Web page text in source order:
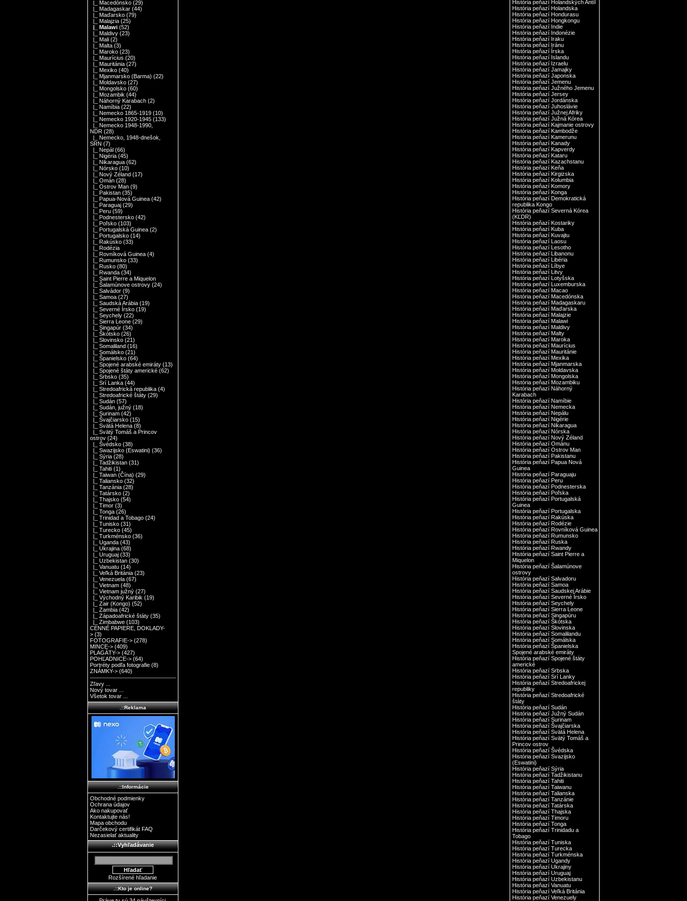
|_ Macedónsko (29)
|_ Madagaskar (44)
|_ Maďarsko (79)
|_ Malajzia (25)
|_ Malawi (52)
|_ Maldivy (23)
|_ Mali (2)
|_ Malta (3)
|_ Maroko (23)
|_ Maurícius (20)
|_ Mauritánia (27)
|_ Mexiko (40)
|_ Mjanmarsko (Barma) (22)
|_ Moldavsko (27)
|_ Mongolsko (60)
|_ Mozambik (44)
|_ Náhorný Karabach (2)
|_ Namíbia (22)
|_ Nemecko 1865-1919 (10)
|_ Nemecko 1920-1945 (133)
|_ Nemecko 1948-1990,
NDR (28)
|_ Nemecko, 1948-dnešok,
SRN (7)
|_ Nepál (66)
|_ Nigéria (45)
|_ Nikaragua (62)
|_ Nórsko (10)
|_ Nový Zéland (17)
|_ Omán (28)
|_ Ostrov Man (9)
|_ Pakistan (35)
|_ Papua-Nová Guinea (42)
|_ Paraguaj (29)
|_ Peru (59)
|_ Podnestersko (42)
|_ Poľsko (103)
|_ Portugalská Guinea (2)
|_ Portugalsko (14)
|_ Rakúsko (33)
|_ Rodézia
|_ Rovníková Guinea (4)
|_ Rumunsko (33)
|_ Rusko (80)
|_ Rwanda (34)
|_ Saint Pierre a Miquelon
|_ Šalamúnove ostrovy (24)
|_ Salvádor (9)
|_ Samoa (27)
|_ Saudská Arábia (19)
|_ Severné Írsko (19)
|_ Seychely (22)
|_ Sierra Leone (29)
|_ Singapúr (34)
|_ Škótsko (26)
|_ Slovinsko (21)
|_ Somaliland (16)
|_ Somálsko (21)
|_ Španielsko (64)
|_ Spojené arabské emiráty (13)
|_ Spojené štáty americké (62)
|_ Srbsko (35)
|_ Srí Lanka (44)
|_ Stredoafrická republika (4)
|_ Stredoafrické štáty (29)
|_ Sudán (57)
|_ Sudán, južný (18)
|_ Surinam (42)
|_ Švajčiarsko (15)
|_ Svätá Helena (8)
|_ Svätý Tomáš a Princov
ostrov (24)
|_ Švédsko (38)
|_ Swazijsko (Eswatini) (36)
|_ Sýria (28)
|_ Tadžikistan (31)
|_ Tahiti (1)
|_ Taiwan (Čína) (29)
|_ Taliansko (32)
|_ Tanzánia (28)
|_ Tatársko (2)
|_ Thajsko (54)
|_ Timor (3)
|_ Tonga (26)
|_ Trinidad a Tobago (24)
|_ Tunisko (31)
|_ Turecko (45)
|_ Turkménsko (36)
|_ Uganda (43)
|_ Ukrajina (68)
|_ Uruguaj (33)
|_ Uzbekistan (30)
|_ Vanuatu (14)
|_ Veľká Británia (23)
|_ Venezuela (67)
|_ Vietnam (48)
|_ Vietnam južný (27)
|_ Východný Karibik (19)
|_ Zair (Kongo) (52)
|_ Zambia (42)
|_ Západoafrické štáty (35)
|_ Zimbabwe (103)
CENNÉ PAPIERE, DOKLADY-
> (3)
FOTOGRAFIE-> (278)
MINCE-> (409)
PLAGÁTY-> (427)
POHĽADNICE-> (64)
Portréty podľa fotografie (8)
ZNÁMKY-> (640)
Zľavy ...
Nový tovar ...
Všetok tovar ...
.::Reklama
.::Informácie
Obchodné podmienky
Ochrana údajov
Ako nakupovať
Kontaktujte nás!
Mapa obchodu
Darčekový certifikát FAQ
Nezasielať aktuality
.::Vyhľadávanie
Rozšírené hľadanie
.::Kto je online?
História peňazí Holandských Antíl
História peňazí Holandska
História peňazí Hondurasu
História peňazí Hongkongu
História peňazí Indie
História peňazí Indonézie
História peňazí Iraku
História peňazí Iránu
História peňazí Írska
História peňazí Islandu
História peňazí Izraelu
História peňazí Jamajky
História peňazí Japonska
História peňazí Jemenu
História peňazí Južného Jemenu
História peňazí Jersey
História peňazí Jordánska
História peňazí Juhoslávie
História peňazí Južnej Afriky
História peňazí Južná Kórea
História peňazí Kajmanie ostrovy
História peňazí Kambodže
História peňazí Kamerunu
História peňazí Kanady
História peňazí Kapverdy
História peňazí Kataru
História peňazí Kazachstanu
História peňazí Keňa
História peňazí Kirgizska
História peňazí Kolumbia
História peňazí Komory
História peňazí Konga
História peňazí Demokratická
republika Kongo
História peňazí Severná Kórea
(KĽDR)
História peňazí Kostariky
História peňazí Kuba
História peňazí Kuvajtu
História peňazí Laosu
História peňazí Lesotho
História peňazí Libanonu
História peňazí Libéria
História peňazí Líbye
História peňazí Litvy
História peňazí Lotyšska
História peňazí Luxemburska
História peňazí Macao
História peňazí Macedónska
História peňazí Madagaskaru
História peňazí Maďarska
História peňazí Malajzie
História peňazí Malawi
História peňazí Maldivy
História peňazí Malty
História peňazí Maroka
História peňazí Maurícius
História peňazí Mauritánie
História peňazí Mexika
História peňazí Mjanmarska
História peňazí Moldavska
História peňazí Mongolska
História peňazí Mozambiku
História peňazí Náhorný
Karabach
História peňazí Namíbie
História peňazí Nemecka
História peňazí Nepálu
História peňazí Nigérie
História peňazí Nikaragua
História peňazí Nórska
História peňazí Nový Zéland
História peňazí Ománu
História peňazí Ostrov Man
História peňazí Pakistanu
História peňazí Papua Nová
Guinea
História peňazí Paraguaju
História peňazí Peru
História peňazí Podnesterska
História peňazí Poľska
História peňazí Portugalská
Guinea
História peňazí Portugalska
História peňazí Rakúska
História peňazí Rodézie
História peňazí Rovníková Guinea
História peňazí Rumunsko
História peňazí Ruska
História peňazí Rwandy
História peňazí Saint Pierre a
Miquelon
História peňazí Šalamúnove
ostrovy
História peňazí Salvadoru
História peňazí Samoa
História peňazí Saudskej Arábie
História peňazí Severné Írsko
História peňazí Seychely
História peňazí Sierra Leone
História peňazí Singapúru
História peňazí Škótska
História peňazí Slovinska
História peňazí Somalilandu
História peňazí Somálska
História peňazí Španielska
Spojené arabské emiráty
História peňazí Spojené štáty
americké
História peňazí Srbska
História peňazí Srí Lanky
História peňazí Stredoafrickej
republiky
História peňazí Stredoafrické
štáty
História peňazí Sudán
História peňazí Južný Sudán
História peňazí Surinam
História peňazí Švajčiarska
História peňazí Svätá Helena
História peňazí Svätý Tomáš a
Princov ostrov
História peňazí Švédska
História peňazí Svazijsko
(Eswatini)
História peňazí Sýria
História peňazí Tadžikistanu
História peňazí Tahiti
História peňazí Taiwanu
História peňazí Talianska
História peňazí Tanzánie
História peňazí Tatárska
História peňazí Thajska
História peňazí Timoru
História peňazí Tonga
História peňazí Trinidadu a
Tobago
História peňazí Tuniska
História peňazí Turecka
História peňazí Turkménska
História peňazí Ugandy
História peňazí Ukrajiny
História peňazí Uruguaj
História peňazí Uzbekistanu
História peňazí Vanuatu
História peňazí Veľká Británia
História peňazí Venezuely